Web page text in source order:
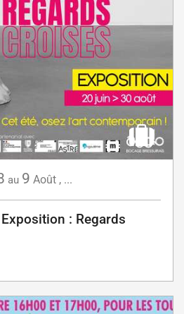
au 9 Août , ...
: Regards